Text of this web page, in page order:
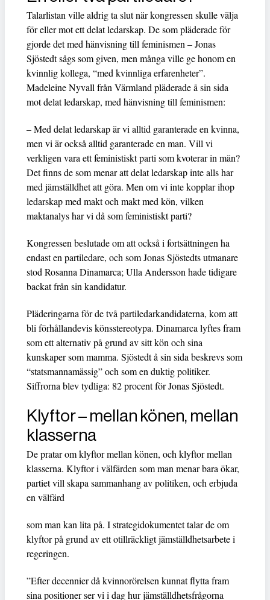
Talarlistan ville aldrig ta slut när kongressen skulle välja
för eller mot ett delat ledarskap. De som pläderade för
gjorde det med hänvisning till feminismen – Jonas
Sjöstedt sågs som given, men många ville ge honom en
kvinnlig kollega, “med kvinnliga erfarenheter”.
Madeleine Nyvall från Värmland pläderade å sin sida
mot delat ledarskap, med hänvisning till feminismen:
– Med delat ledarskap är vi alltid garanterade en kvinna,
men vi är också alltid garanterade en man. Vill vi
verkligen vara ett feministiskt parti som kvoterar in män?
Det finns de som menar att delat ledarskap inte alls har
med jämställdhet att göra. Men om vi inte kopplar ihop
ledarskap med makt och makt med kön, vilken
maktanalys har vi då som feministiskt parti?
Kongressen beslutade om att också i fortsättningen ha
endast en partiledare, och som Jonas Sjöstedts utmanare
stod Rosanna Dinamarca; Ulla Andersson hade tidigare
backat från sin kandidatur.
Pläderingarna för de två partiledarkandidaterna, kom att
bli förhållandevis könsstereotypa. Dinamarca lyftes fram
som ett alternativ på grund av sitt kön och sina
kunskaper som mamma. Sjöstedt å sin sida beskrevs som
“statsmannamässig” och som en duktig politiker.
Siffrorna blev tydliga: 82 procent för Jonas Sjöstedt.
Klyftor – mellan könen, mellan
klasserna
De pratar om klyftor mellan könen, och klyftor mellan
klasserna. Klyftor i välfärden som man menar bara ökar,
partiet vill skapa sammanhang av politiken, och erbjuda
en välfärd
som man kan lita på. I strategidokumentet talar de om
klyftor på grund av ett otillräckligt jämställdhetsarbete i
regeringen.
”Efter decennier då kvinnorörelsen kunnat flytta fram
sina positioner ser vi i dag hur jämställdhetsfrågorna